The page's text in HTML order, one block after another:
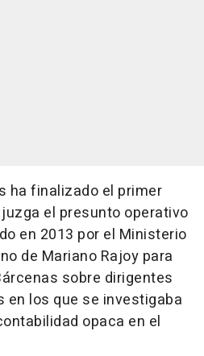
ha finalizado el primer
el presunto operativo
en 2013 por el Ministerio
de Mariano Rajoy para
sobre dirigentes
en los que se investigaba
opaca en el